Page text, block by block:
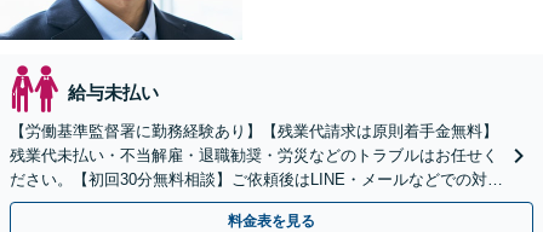
給与未払い
【労働基準監督署に勤務経験あり】【残業代請求は原則着手金無料】
残業代未払い・不当解雇・退職勧奨・労災などのトラブルはお任せく
ださい。【初回30分無料相談】ご依頼後はLINE・メールなどでの対応
も可能です【大宮駅徒歩4分】
料金表を見る